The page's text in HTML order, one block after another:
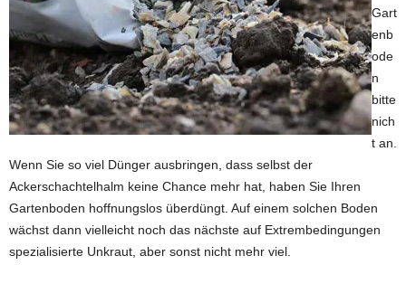
Gart
enb
ode
n
bitte
nich
t an.
Wenn Sie so viel Dünger ausbringen, dass selbst der
Ackerschachtelhalm keine Chance mehr hat, haben Sie Ihren
Gartenboden hoffnungslos überdüngt. Auf einem solchen Boden
wächst dann vielleicht noch das nächste auf Extrembedingungen
spezialisierte Unkraut, aber sonst nicht mehr viel.